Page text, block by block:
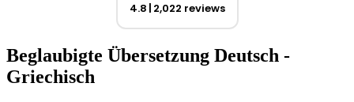
4.8 2,022 reviews
Beglaubigte Übersetzung Deutsch -
Griechisch